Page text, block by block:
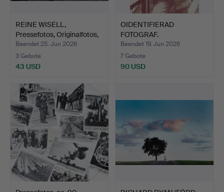
REINE WISELL,
Pressefotos, Originalfotos,
…
Beendet 25. Jun 2026
3 Gebote
43 USD
OIDENTIFIERAD
FOTOGRAF.
Porträtfotografien…
Beendet 19. Jun 2026
7 Gebote
90 USD